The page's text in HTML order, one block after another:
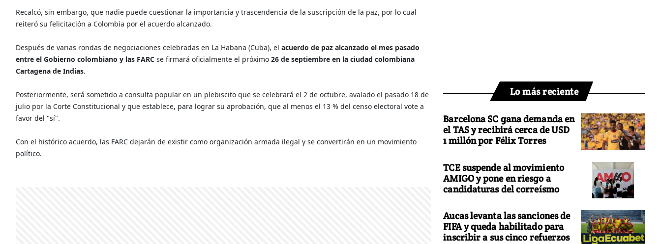
Recalcó, sin embargo, que nadie puede cuestionar la importancia y trascendencia de la suscripción de la paz, por lo cual
reiteró su felicitación a Colombia por el acuerdo alcanzado.
Después de varias rondas de negociaciones celebradas en La Habana (Cuba), el acuerdo de paz alcanzado el mes pasado
entre el Gobierno colombiano y las FARC se firmará oficialmente el próximo 26 de septiembre en la ciudad colombiana
Cartagena de Indias.
Posteriormente, será sometido a consulta popular en un plebiscito que se celebrará el 2 de octubre, avalado el pasado 18 de
julio por la Corte Constitucional y que establece, para lograr su aprobación, que al menos el 13 % del censo electoral vote a
favor del "sí".
Con el histórico acuerdo, las FARC dejarán de existir como organización armada ilegal y se convertirán en un movimiento
político.
Lo más reciente
Barcelona SC gana demanda en
el TAS y recibirá cerca de USD
1 millón por Félix Torres
TCE suspende al movimiento
AMIGO y pone en riesgo a
candidaturas del correísmo
Aucas levanta las sanciones de
FIFA y queda habilitado para
inscribir a sus cinco refuerzos